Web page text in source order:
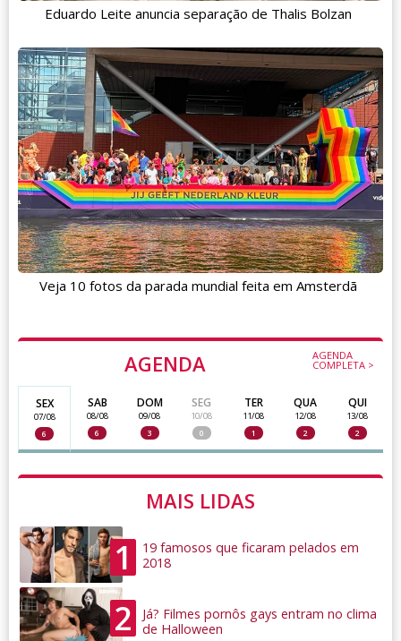
AGENDA AGENDA
COMPLETA >
SEX
07/08
6
SAB
08/08
6
DOM
09/08
3
SEG
10/08
0
TER
11/08
1
QUA
12/08
2
QUI
13/08
2
MAIS LIDAS
1
19 famosos que ficaram pelados em
2018
2
Já? Filmes pornôs gays entram no clima
de Halloween
Eduardo Leite anuncia separação de Thalis Bolzan
Veja 10 fotos da parada mundial feita em Amsterdã